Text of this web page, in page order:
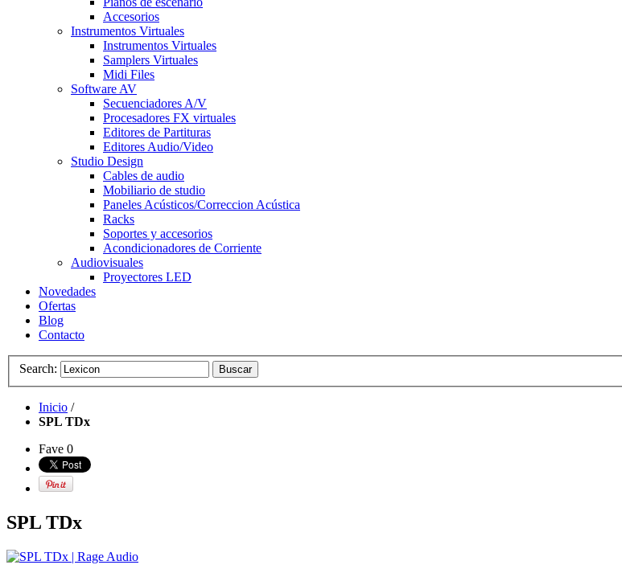
Accesorios
Instrumentos Virtuales
Instrumentos Virtuales
Samplers Virtuales
Midi Files
Software AV
Secuenciadores A/V
Procesadores FX virtuales
Editores de Partituras
Editores Audio/Video
Studio Design
Cables de audio
Mobiliario de studio
Paneles Acústicos/Correccion Acústica
Racks
Soportes y accesorios
Acondicionadores de Corriente
Audiovisuales
Proyectores LED
Novedades
Ofertas
Blog
Contacto
Search: Buscar
Inicio /
SPL TDx
Fave 0
SPL TDx